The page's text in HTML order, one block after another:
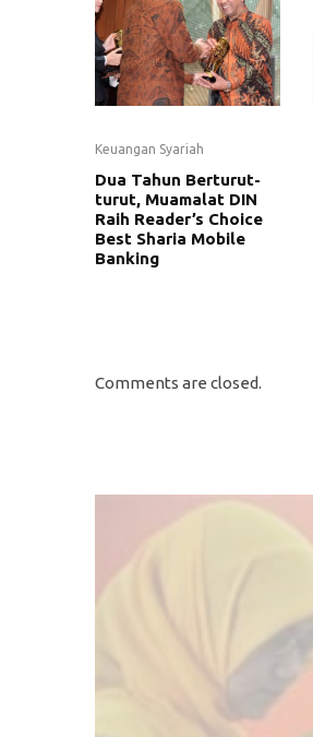
Keuangan Syariah
Dua Tahun Berturut-
turut, Muamalat DIN
Raih Reader’s Choice
Best Sharia Mobile
Banking
Comments are closed.